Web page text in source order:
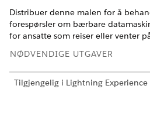
Distribuer denne malen for å
forespørsler om bærbare
for ansatte som reiser eller venter
NØDVENDIGE UTGAVER
Tilgjengelig i Lightning Experience